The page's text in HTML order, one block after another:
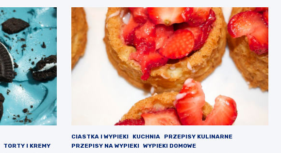
TORTY I KREMY
CIASTKA I WYPIEKI KUCHNIA
PRZEPISY KULINARNE
PRZEPISY NA WYPIEKI
WYPIEKI DOMOWE